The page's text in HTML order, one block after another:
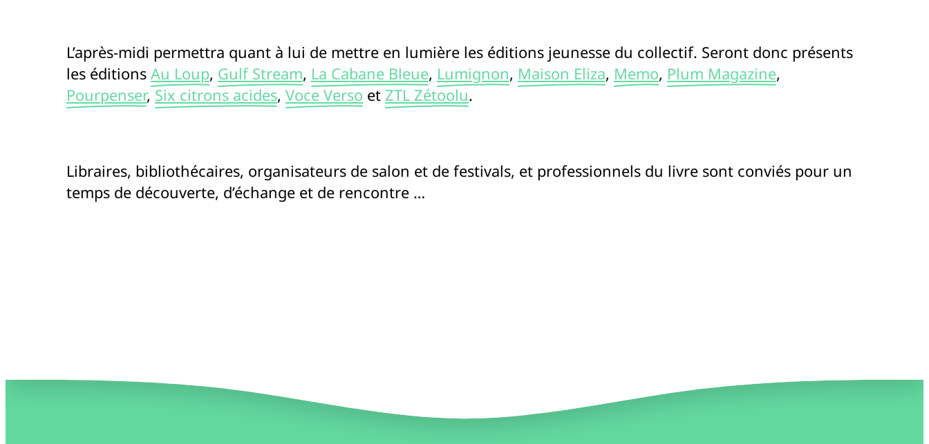
L’après-midi permettra quant à lui de mettre en lumière les éditions jeunesse du collectif. Seront donc présents
les éditions Au Loup, Gulf Stream, La Cabane Bleue, Lumignon, Maison Eliza, Memo, Plum Magazine,
Pourpenser, Six citrons acides, Voce Verso et ZTL Zétoolu.
Libraires, bibliothécaires, organisateurs de salon et de festivals, et professionnels du livre sont conviés pour un
temps de découverte, d’échange et de rencontre …